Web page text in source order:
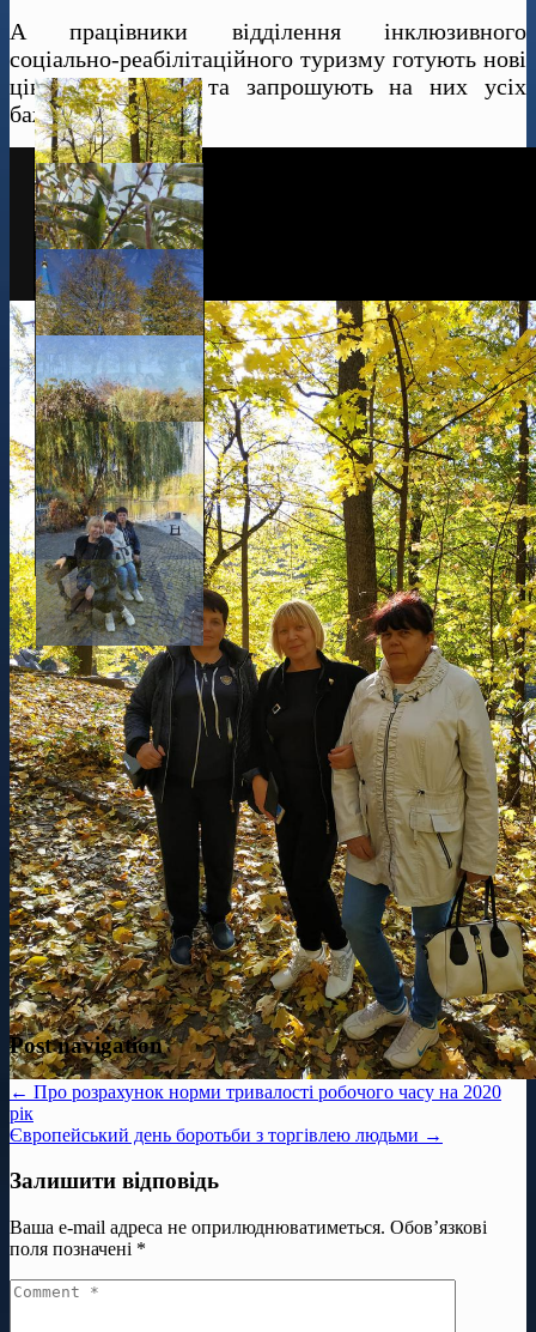
А працівники відділення інклюзивного
соціально-реабілітаційного туризму готують нові
цікаві маршрути та запрошують на них усіх
бажаючих.
Post navigation
← Про розрахунок норми тривалості робочого часу на 2020
рік
Європейський день боротьби з торгівлею людьми →
Залишити відповідь
Ваша e-mail адреса не оприлюднюватиметься. Обов’язкові
поля позначені *